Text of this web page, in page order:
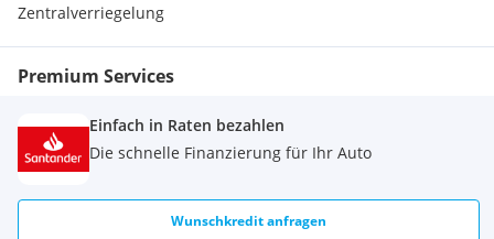
Zentralverriegelung
Premium Services
Einfach in Raten bezahlen
Die schnelle Finanzierung für Ihr Auto
Wunschkredit anfragen